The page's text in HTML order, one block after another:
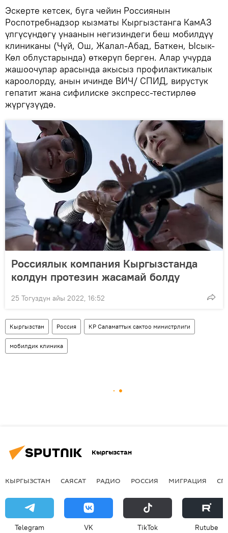
Эскерте кетсек, буга чейин Россиянын
Роспотребнадзор кызматы Кыргызстанга КамАЗ
үлгүсүндөгү унаанын негизиндеги беш мобилдүү
клиниканы (Чүй, Ош, Жалал-Абад, Баткен, Ысык-
Көл облустарында) өткөрүп берген. Алар учурда
жашоочулар арасында акысыз профилактикалык
кароолорду, анын ичинде ВИЧ/ СПИД, вирустук
гепатит жана сифилиске экспресс-тестирлөө
жүргүзүүдө.
Россиялык компания Кыргызстанда
колдун протезин жасамай болду
25 Тогуздун айы 2022, 16:52
Кыргызстан Россия КР Саламаттык сактоо министрлиги
мобилдик клиника
Кыргызстан
КЫРГЫЗСТАН САЯСАТ РАДИО РОССИЯ МИГРАЦИЯ
Telegram VK ТikТоk Rutube